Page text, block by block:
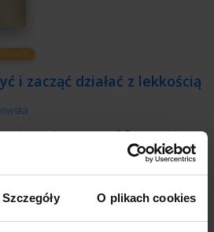
Szczegóły O plikach cookies
i zacząć działać z lekkością
idzie jak po grudzie? Daj z siebie
„I jak? Nadal słabo? Ciśnij
Niektórym osobom takie podejście
swoich klientów właśnie w taki
sobie, mimo niechęci, pokonując